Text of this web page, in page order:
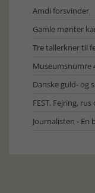
Amdi forsvinder
Gamle mønter
Tre tallerkner til
Museumsnumre
Danske guld- og
FEST. Fejring,
Journalisten - En